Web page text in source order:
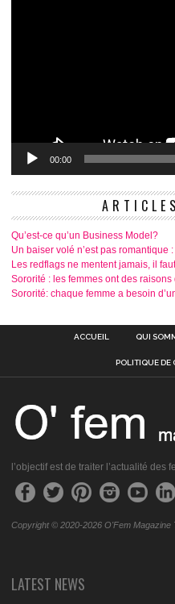
00:00
Qu’est-ce qu’un Business Model?
Un baiser volé n’est pas romantique
Les redflags ne mentent jamais, il
Sororité : les femmes ont des
Sororité: chaque femme a besoin
ACCUEIL QUI
POLITIQUE DE
l’objectif est de traiter l’actualité des
Copyright © 2020-2026 O'Fem Magazine
LATEST NEWS